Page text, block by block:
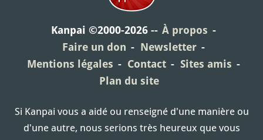
Kanpai ©2000-2026
À propos
Faire un don
Newsletter
Mentions légales
Contact
Sites amis
Plan du site
Si Kanpai vous a aidé ou renseigné d'une manière ou
d'une autre, nous serions très heureux que vous